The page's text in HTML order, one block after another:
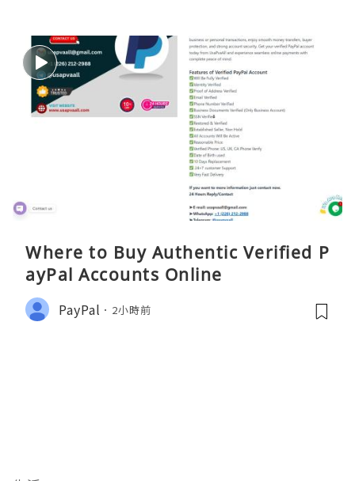
Where to Buy Authentic Verified P
ayPal Accounts Online
PayPal 2小時前